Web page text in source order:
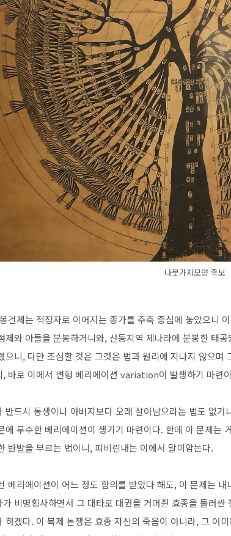
나뭇가지모양 족보
건제는 적장자로 이어지는 종가를 주축 중심에 놓았으니
제와 아들을 분봉하거니와, 산동지역 제나라에 분봉한 태
으니, 다만 조심할 것은 그것은 법과 원리에 지나지 않으며
, 바로 이에서 변형 베리에이션 variation이 발생하기 마련
반드시 동생이나 아버지보다 오래 살아남으라는 법도 없
에 무수한 베리에이션이 생기기 마련이다. 한데 이 문제는
반발을 부르는 법이니, 피비린내는 이에서 말미암는다.
베리에이션이 어느 정도 합의를 받았다 해도, 이 문제는
가 비명횡사하면서 그 대타로 대권을 거머쥔 효종을 둘러
하겠다. 이 복제 논쟁은 효종 자신의 죽음이 아니라, 그 어